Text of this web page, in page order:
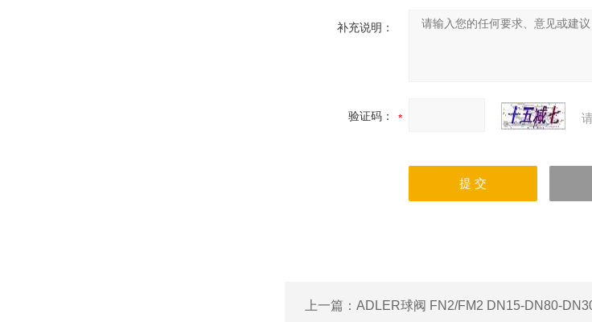
补充说明：
验证码：
上一篇： ADLER球阀 FN2/FM2 DN15-DN80-